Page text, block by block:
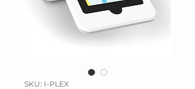
SKU: I-PLEX